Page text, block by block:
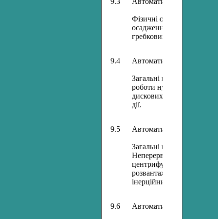
Фізичні основи процесу
осадження Фактори, що
гребкових відстійників.
9.4 Автоматизація процесів
Загальні відомості.
роботи нутчфільтрів,
дискових вакуум-
дії.
9.5 Автоматизація процесів
Загальні відомості.
Неперервні
центрифуги неперервної
розвантаженням. ФСА
інерційним
9.6 Автоматизація процесів